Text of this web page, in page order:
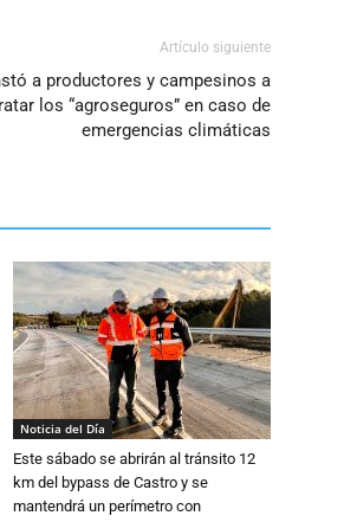
disminuir
el
volumen.
Artículo siguiente
a productores y campesinos a
los “agroseguros” en caso de
emergencias climáticas
Noticia del Día
Este sábado se abrirán al tránsito 12
km del bypass de Castro y se
mantendrá un perímetro con